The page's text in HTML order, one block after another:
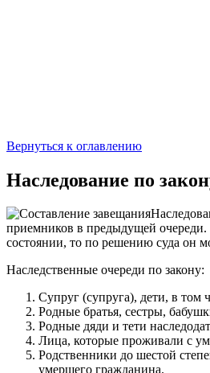
Вернуться к оглавлению
Наследование по
приемников в предыдущей
состоянии, то по решению суда он
Наследственные очереди по закону:
Супруг (супруга), дети, в том
Родные братья, сестры,
Родные дяди и тети
Лица, которые проживали с
Родственники до шестой
умершего гражданина.